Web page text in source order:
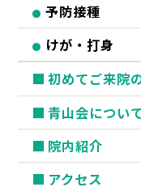
予防接種
けが・打身
初めてご来院
青山会につい
院内紹介
アクセス